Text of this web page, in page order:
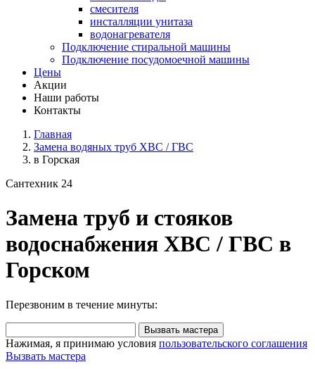
смесителя
инсталляции унитаза
водонагревателя
Подключение стиральной машины
Подключение посудомоечной машины
Цены
Акции
Наши работы
Контакты
Главная
Замена водяных труб ХВС / ГВС
в Горская
Сантехник 24
Замена труб и стояков
водоснабжения ХВС / ГВС в
Горском
Перезвоним в течение минуты:
Вызвать мастера
Нажимая, я принимаю условия пользовательского соглашения
Вызвать мастера